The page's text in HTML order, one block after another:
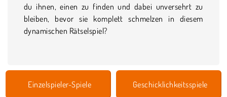
du ihnen, einen zu finden und dabei unversehrt zu
bleiben, bevor sie komplett schmelzen in diesem
dynamischen Rätselspiel?
Einzelspieler-Spiele Geschicklichkeitsspiele